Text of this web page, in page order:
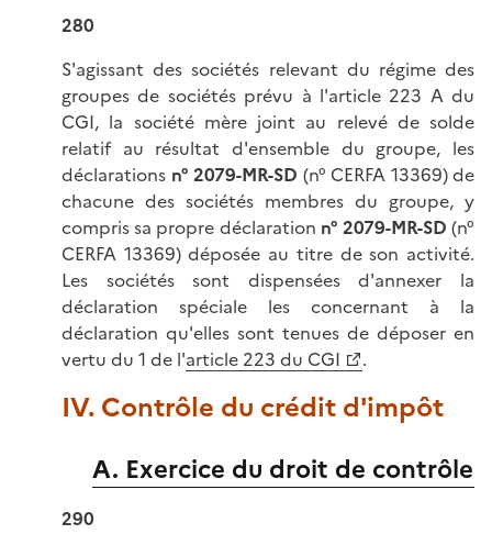
280
S'agissant des sociétés relevant du régime des
groupes de sociétés prévu à l'article 223 A du
CGI, la société mère joint au relevé de solde
relatif au résultat d'ensemble du groupe, les
déclarations n° 2079-MR-SD (n° CERFA 13369) de
chacune des sociétés membres du groupe, y
compris sa propre déclaration n° 2079-MR-SD (n°
CERFA 13369) déposée au titre de son activité.
Les sociétés sont dispensées d'annexer la
déclaration spéciale les concernant à la
déclaration qu'elles sont tenues de déposer en
vertu du 1 de l'article 223 du CGI .
IV. Contrôle du crédit d'impôt
A. Exercice du droit de contrôle
290